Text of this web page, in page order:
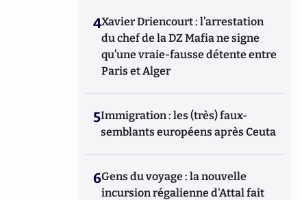
4Xavier Driencourt : l’arrestation
du chef de la DZ Mafia ne signe
qu’une vraie-fausse détente entre
Paris et Alger
5Immigration : les (très) faux-
semblants européens après Ceuta
6Gens du voyage : la nouvelle
incursion régalienne d'Attal fait